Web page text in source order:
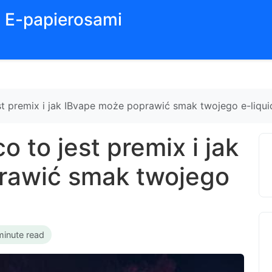
E-papierosami
premix i jak IBvape może poprawić smak twojego e-
to jest premix i jak
smak twojego
read